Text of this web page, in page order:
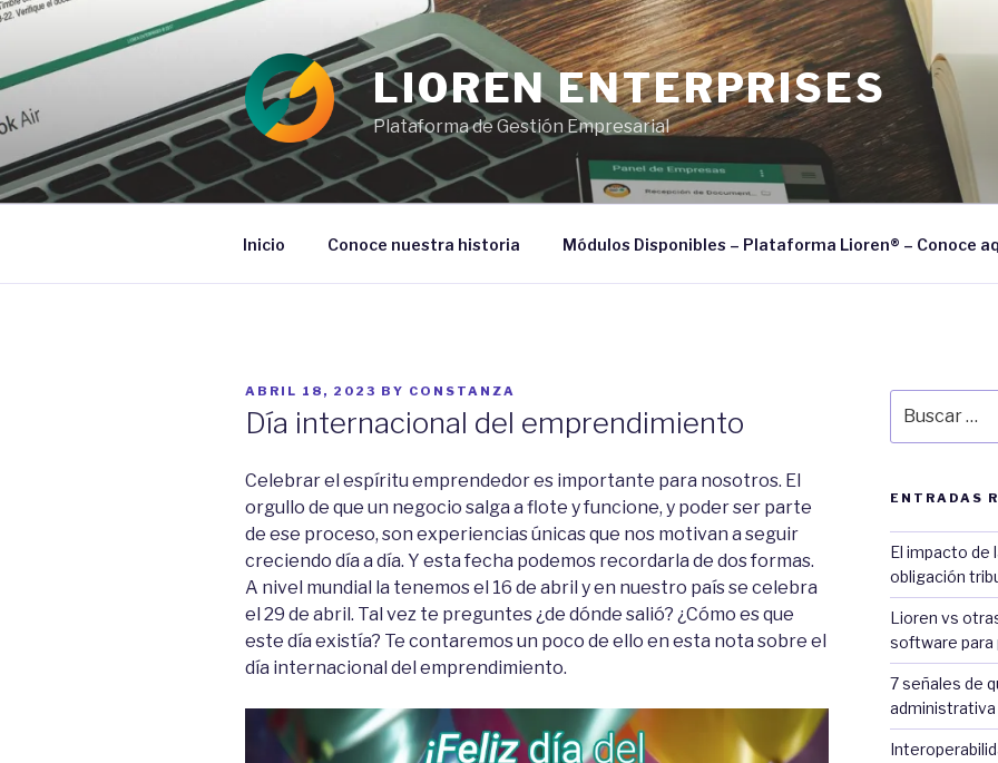
Ir
contenido
LIOREN ENTERPRISES
Plataforma de Gestión Empresarial
Inicio Conoce nuestra historia Módulos Disponibles – Plataforma Lioren® – Conoce
POSTED
ABRIL 18, 2023 BY CONSTANZA
Día internacional del emprendimiento
Celebrar el espíritu emprendedor es importante para nosotros. El
orgullo de que un negocio salga a flote y funcione, y poder ser parte
de ese proceso, son experiencias únicas que nos motivan a seguir
creciendo día a día. Y esta fecha podemos recordarla de dos formas.
A nivel mundial la tenemos el 16 de abril y en nuestro país se celebra
el 29 de abril. Tal vez te preguntes ¿de dónde salió? ¿Cómo es que
este día existía? Te contaremos un poco de ello en esta nota sobre el
día internacional del emprendimiento.
por:
ENTRADAS
El impacto de
obligación
Lioren vs
software para
7 señales de